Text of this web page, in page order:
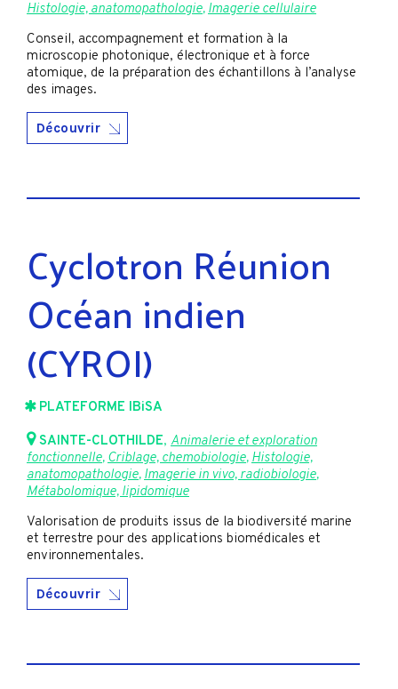
Histologie, anatomopathologie, Imagerie cellulaire
Conseil, accompagnement et formation à la
microscopie photonique, électronique et à force
atomique, de la préparation des échantillons à l’analyse
des images.
Découvrir
Cyclotron Réunion
Océan indien
(CYROI)
PLATEFORME IBiSA
SAINTE-CLOTHILDE, Animalerie et exploration
fonctionnelle, Criblage, chemobiologie, Histologie,
anatomopathologie, Imagerie in vivo, radiobiologie,
Métabolomique, lipidomique
Valorisation de produits issus de la biodiversité marine
et terrestre pour des applications biomédicales et
environnementales.
Découvrir